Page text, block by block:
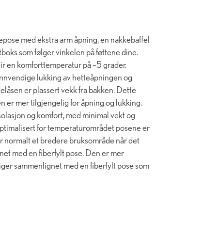
med ekstra arm åpning, en nakkebaffel
som følger vinkelen på føttene dine.
en komforttemperatur på –5 grader.
lukking av hetteåpningen og
er plassert vekk fra bakken. Dette
er mer tilgjengelig for åpning og lukking.
og komfort, med minimal vekt og
for temperaturområdet posene er
normalt et bredere bruksområde når det
med en fiberfylt pose. Den er mer
sammenlignet med en fiberfylt pose som